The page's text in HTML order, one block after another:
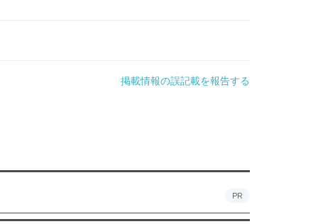
掲載情報の誤記載を報告する
PR